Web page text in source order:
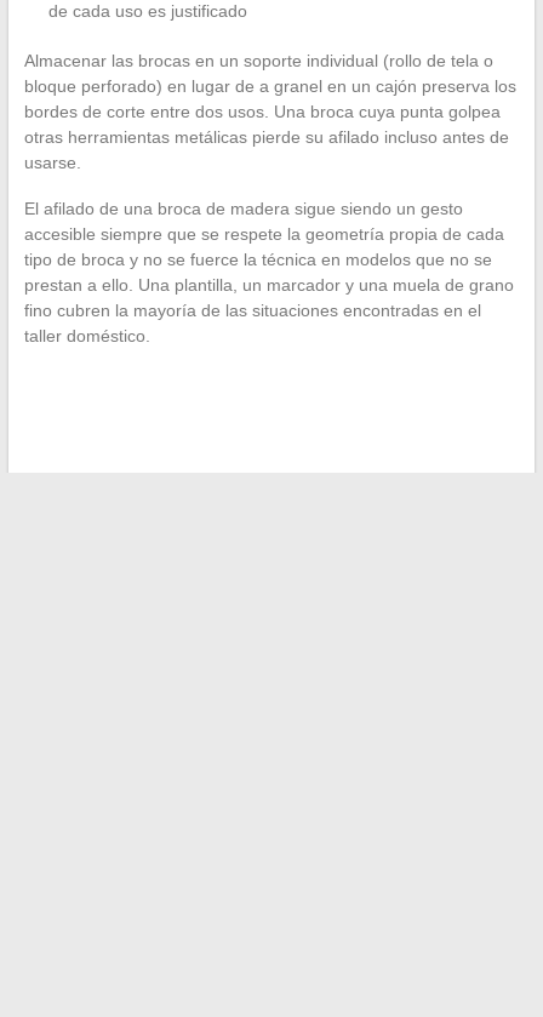
de cada uso es justificado
Almacenar las brocas en un soporte individual (rollo de tela o
bloque perforado) en lugar de a granel en un cajón preserva los
bordes de corte entre dos usos. Una broca cuya punta golpea
otras herramientas metálicas pierde su afilado incluso antes de
usarse.
El afilado de una broca de madera sigue siendo un gesto
accesible siempre que se respete la geometría propia de cada
tipo de broca y no se fuerce la técnica en modelos que no se
prestan a ello. Una plantilla, un marcador y una muela de grano
fino cubren la mayoría de las situaciones encontradas en el
taller doméstico.